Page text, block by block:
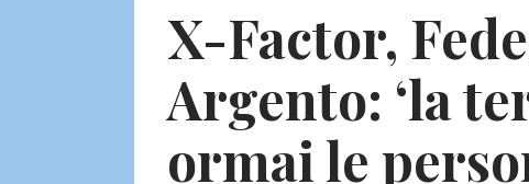
X-Factor,
Argento: ‘la
ormai le